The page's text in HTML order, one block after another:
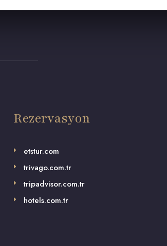
Rezervasyon
etstur.com
trivago.com.tr
tripadvisor.com.tr
hotels.com.tr